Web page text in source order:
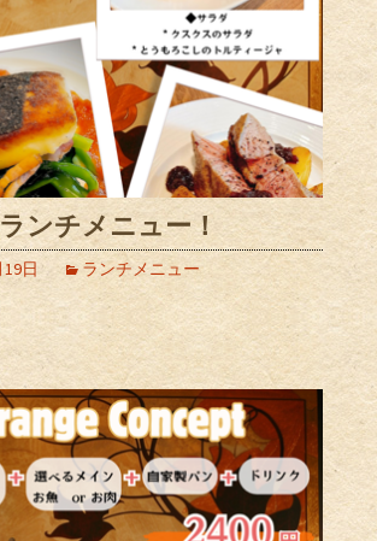
ンチメニュー！
日 ランチメニュー